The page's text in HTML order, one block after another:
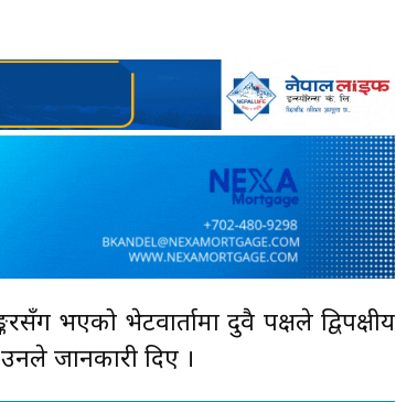
भएको भेटवार्तामा दुवै पक्षले द्विपक्षीय
जानकारी दिए ।